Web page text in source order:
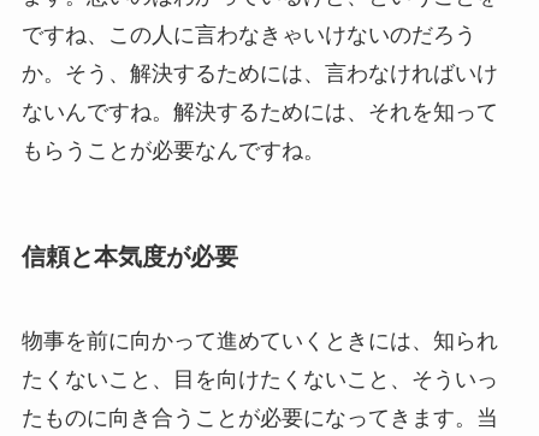
ですね、この人に言わなきゃいけないのだろう
か。そう、解決するためには、言わなければいけ
ないんですね。解決するためには、それを知って
もらうことが必要なんですね。
信頼と本気度が必要
物事を前に向かって進めていくときには、知られ
たくないこと、目を向けたくないこと、そういっ
たものに向き合うことが必要になってきます。当